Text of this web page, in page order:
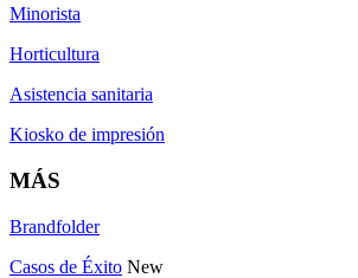
Minorista
Horticultura
Asistencia sanitaria
Kiosko de impresión
MÁS
Brandfolder
Casos de Éxito New